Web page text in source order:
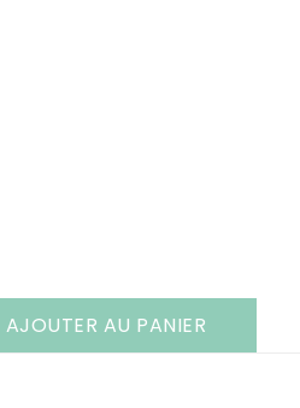
AJOUTER AU PANIER